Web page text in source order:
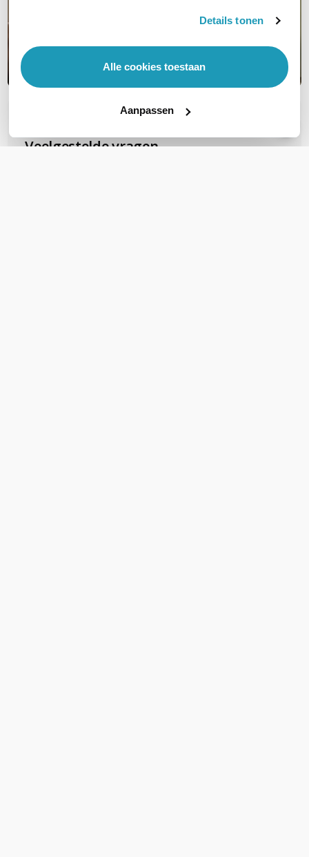
Details tonen
Alle cookies toestaan
Aanpassen
Veelgestelde vragen